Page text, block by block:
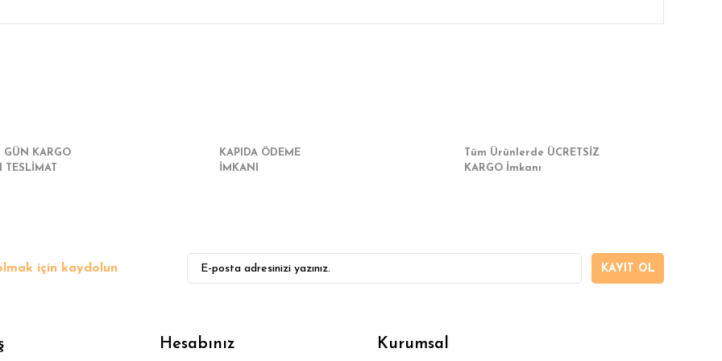
GÜN KARGO
TESLİMAT
KAPIDA ÖDEME
İMKANI
Tüm Ürünlerde ÜCRETSİZ
KARGO İmkanı
için kaydolun KAYIT OL
Hesabınız Kurumsal